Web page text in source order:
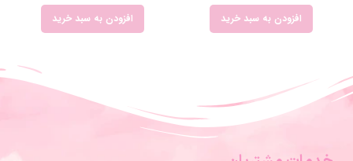
افزودن به سبد خرید افزودن به سبد خرید